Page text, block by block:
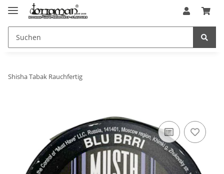
Shisha Tabak Rauchfertig